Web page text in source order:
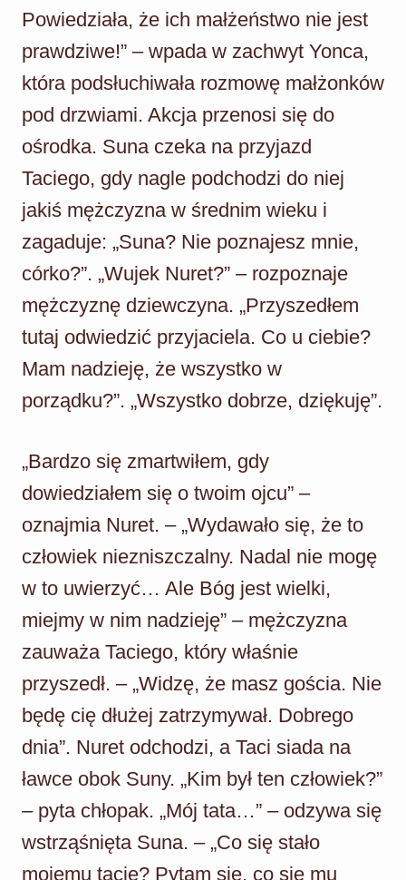
Powiedziała, że ich małżeństwo nie jest
prawdziwe!” – wpada w zachwyt Yonca,
która podsłuchiwała rozmowę małżonków
pod drzwiami. Akcja przenosi się do
ośrodka. Suna czeka na przyjazd
Taciego, gdy nagle podchodzi do niej
jakiś mężczyzna w średnim wieku i
zagaduje: „Suna? Nie poznajesz mnie,
córko?”. „Wujek Nuret?” – rozpoznaje
mężczyznę dziewczyna. „Przyszedłem
tutaj odwiedzić przyjaciela. Co u ciebie?
Mam nadzieję, że wszystko w
porządku?”. „Wszystko dobrze, dziękuję”.
„Bardzo się zmartwiłem, gdy
dowiedziałem się o twoim ojcu” –
oznajmia Nuret. – „Wydawało się, że to
człowiek niezniszczalny. Nadal nie mogę
w to uwierzyć… Ale Bóg jest wielki,
miejmy w nim nadzieję” – mężczyzna
zauważa Taciego, który właśnie
przyszedł. – „Widzę, że masz gościa. Nie
będę cię dłużej zatrzymywał. Dobrego
dnia”. Nuret odchodzi, a Taci siada na
ławce obok Suny. „Kim był ten człowiek?”
– pyta chłopak. „Mój tata…” – odzywa się
wstrząśnięta Suna. – „Co się stało
mojemu tacie? Pytam się, co się mu